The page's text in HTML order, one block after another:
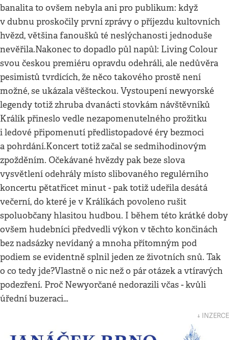
banalita to ovšem nebyla ani pro publikum: když
v dubnu proskočily první zprávy o příjezdu kultovních
hvězd, většina fanoušků té neslýchanosti jednoduše
nevěřila.Nakonec to dopadlo půl napůl: Living Colour
svou českou premiéru opravdu odehráli, ale nedůvěra
pesimistů tvrdících, že něco takového prostě není
možné, se ukázala věšteckou. Vystoupení newyorské
legendy totiž zhruba dvanácti stovkám návštěvníků
Králík přineslo vedle nezapomenutelného prožitku
i ledové připomenutí předlistopadové éry bezmoci
a pohrdání.Koncert totiž začal se sedmihodinovým
zpožděním. Očekávané hvězdy pak beze slova
vysvětlení odehrály místo slibovaného regulérního
koncertu pětatřicet minut - pak totiž udeřila desátá
večerní, do které je v Králíkách povoleno rušit
spoluobčany hlasitou hudbou. I během této krátké doby
ovšem hudebníci předvedli výkon v těchto končinách
bez nadsázky nevídaný a mnoha přítomným pod
podiem se evidentně splnil jeden ze životních snů. Tak
o co tedy jde?Vlastně o nic než o pár otázek a vtíravých
podezření. Proč Newyorčané nedorazili včas - kvůli
úřední buzeraci…
↓ INZERCE